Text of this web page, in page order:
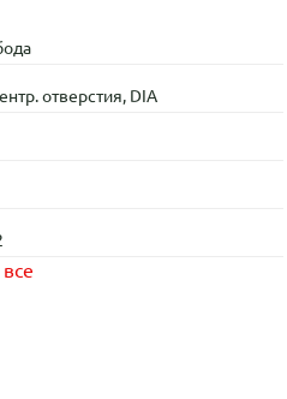
отверстия, DIA